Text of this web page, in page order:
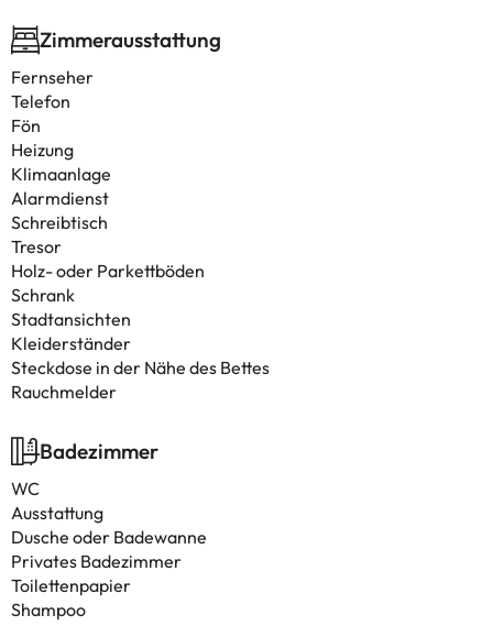
Zimmerausstattung
Fernseher
Telefon
Fön
Heizung
Klimaanlage
Alarmdienst
Schreibtisch
Tresor
Holz- oder Parkettböden
Schrank
Stadtansichten
Kleiderständer
Steckdose in der Nähe des Bettes
Rauchmelder
Badezimmer
WC
Ausstattung
Dusche oder Badewanne
Privates Badezimmer
Toilettenpapier
Shampoo